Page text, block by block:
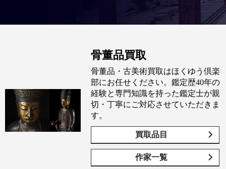
骨董品買取
骨董品・古美術買取はほくゆう倶楽
部にお任せください。鑑定歴40年の
経験と専門知識を持った鑑定士が親
切・丁寧にご対応させていただきま
す。
買取品目
作家一覧